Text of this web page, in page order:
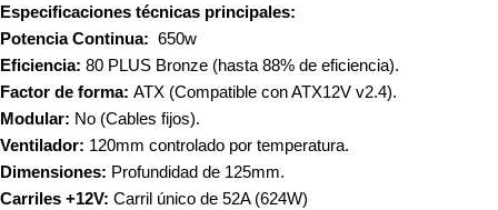
Especificaciones técnicas principales:
Potencia Continua: 650w
Eficiencia: 80 PLUS Bronze (hasta 88% de eficiencia).
Factor de forma: ATX (Compatible con ATX12V v2.4).
Modular: No (Cables fijos).
Ventilador: 120mm controlado por temperatura.
Dimensiones: Profundidad de 125mm.
Carriles +12V: Carril único de 52A (624W)